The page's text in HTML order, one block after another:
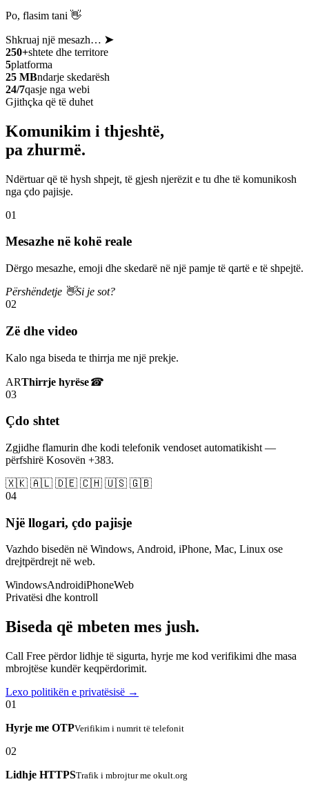
Po, flasim tani 👋
Shkruaj një mesazh… ➤
250+shtete dhe territore
5platforma
25 MBndarje skedarësh
24/7qasje nga webi
Gjithçka që të duhet
Komunikim i thjeshtë,
pa zhurmë.
Ndërtuar që të hysh shpejt, të gjesh njerëzit e tu dhe të komunikosh
nga çdo pajisje.
01
Mesazhe në kohë reale
Dërgo mesazhe, emoji dhe skedarë në një pamje të qartë e të shpejtë.
Përshëndetje 👋Si je sot?
02
Zë dhe video
Kalo nga biseda te thirrja me një prekje.
ARThirrje hyrëse☎
03
Çdo shtet
Zgjidhe flamurin dhe kodi telefonik vendoset automatikisht —
përfshirë Kosovën +383.
🇽🇰 🇦🇱 🇩🇪 🇨🇭 🇺🇸 🇬🇧
04
Një llogari, çdo pajisje
Vazhdo bisedën në Windows, Android, iPhone, Mac, Linux ose
drejtpërdrejt në web.
WindowsAndroidiPhoneWeb
Privatësi dhe kontroll
Biseda që mbeten mes jush.
Call Free përdor lidhje të sigurta, hyrje me kod verifikimi dhe masa
mbrojtëse kundër keqpërdorimit.
Lexo politikën e privatësisë →
01
Hyrje me OTPVerifikim i numrit të telefonit
02
Lidhje HTTPSTrafik i mbrojtur me okult.org